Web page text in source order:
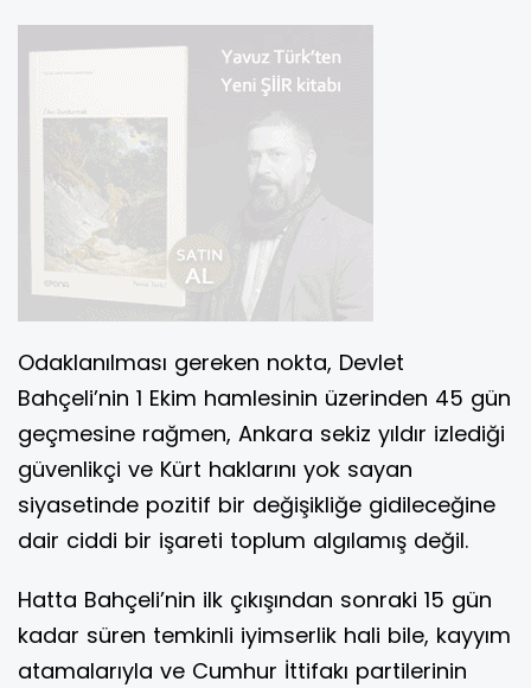
Odaklanılması gereken nokta, Devlet
Bahçeli’nin 1 Ekim hamlesinin üzerinden 45 gün
geçmesine rağmen, Ankara sekiz yıldır izlediği
güvenlikçi ve Kürt haklarını yok sayan
siyasetinde pozitif bir değişikliğe gidileceğine
dair ciddi bir işareti toplum algılamış değil.
Hatta Bahçeli’nin ilk çıkışından sonraki 15 gün
kadar süren temkinli iyimserlik hali bile, kayyım
atamalarıyla ve Cumhur İttifakı partilerinin